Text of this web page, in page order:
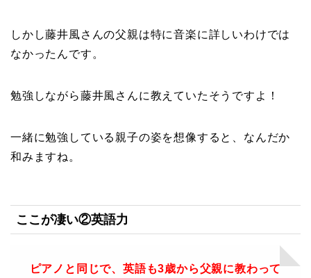
しかし藤井風さんの父親は特に音楽に詳しいわけでは
なかったんです。
勉強しながら藤井風さんに教えていたそうですよ！
一緒に勉強している親子の姿を想像すると、なんだか
和みますね。
ここが凄い②英語力
ピアノと同じで、英語も3歳から父親に教わって